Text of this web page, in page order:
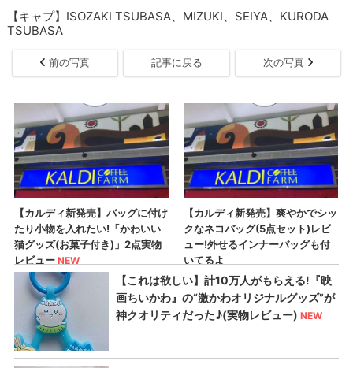
【キャプ】ISOZAKI TSUBASA、MIZUKI、SEIYA、KURODA
TSUBASA
前の写真 記事に戻る 次の写真